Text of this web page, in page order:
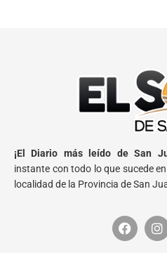
¡El Diario más leído de San
instante con todo lo que sucede
localidad de la Provincia de San